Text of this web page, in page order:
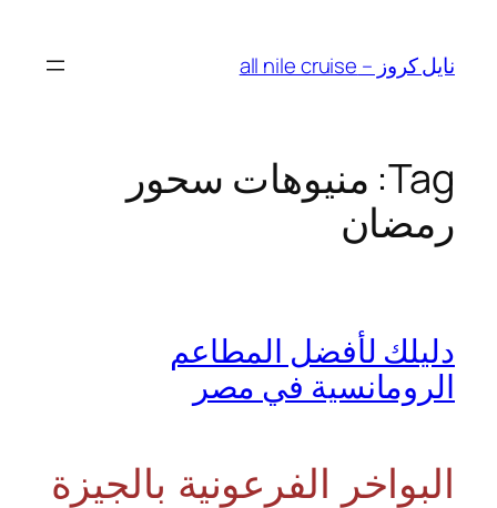
content
نايل كروز – all nile cruise
Tag: منيوهات سحور
رمضان
دليلك لأفضل المطاعم
الرومانسية في مصر
البواخر الفرعونية بالجيزة